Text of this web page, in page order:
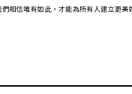
相信唯有如此，才能為所有人建立更美